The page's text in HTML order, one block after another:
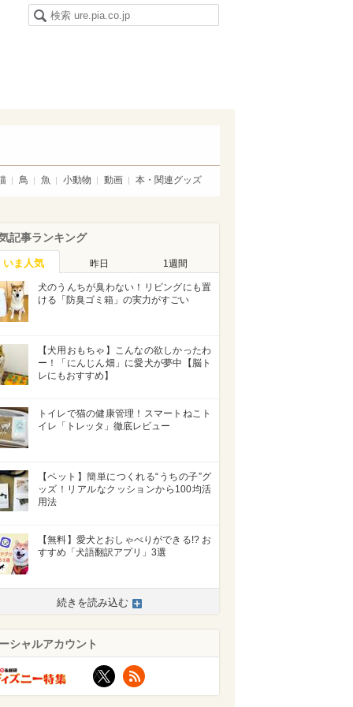
鳥 魚 小動物 動画 本・関連グッズ
記事ランキング
いま人気 昨日 1週間
犬のうんちが臭わない！リビングにも置
ける「防臭ゴミ箱」の実力がすごい
【犬用おもちゃ】こんなの欲しかったわ
ー！「にんじん畑」に愛犬が夢中【脳ト
レにもおすすめ】
トイレで猫の健康管理！スマートねこト
イレ「トレッタ」徹底レビュー
【ペット】簡単につくれる“うちの子”グ
ッズ！リアルなクッションから100均活
用法
【無料】愛犬とおしゃべりができる!? お
すすめ「犬語翻訳アプリ」3選
続きを読み込む
シャルアカウント
X